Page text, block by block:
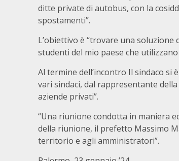
ditte private di autobus, con la
spostamenti”.
L’obiettivo è “trovare una
studenti del mio paese che
Al termine dell’incontro Il sindaco si
vari sindaci, dal rappresentante
aziende privati”.
“Una riunione condotta in maniera
della riunione, il prefetto Massimo
territorio e agli amministratori”.